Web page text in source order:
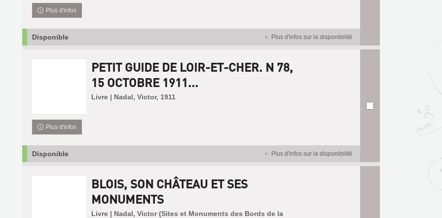
Plus d'infos
Disponible Plus d'infos sur la disponibilité
PETIT GUIDE DE LOIR-ET-CHER. N 78,
15 OCTOBRE 1911...
Livre | Nadal, Victor, 1911
Plus d'infos
Disponible Plus d'infos sur la disponibilité
BLOIS, SON CHÂTEAU ET SES
MONUMENTS
Livre | Nadal, Victor (Sites et Monuments des Bords de la